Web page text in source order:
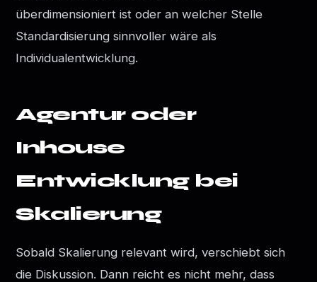
überdimensioniert ist oder an welcher Stelle
Standardisierung sinnvoller wäre als
Individualentwicklung.
Agentur oder
Inhouse
Entwicklung bei
Skalierung
Sobald Skalierung relevant wird, verschiebt sich
die Diskussion. Dann reicht es nicht mehr, dass